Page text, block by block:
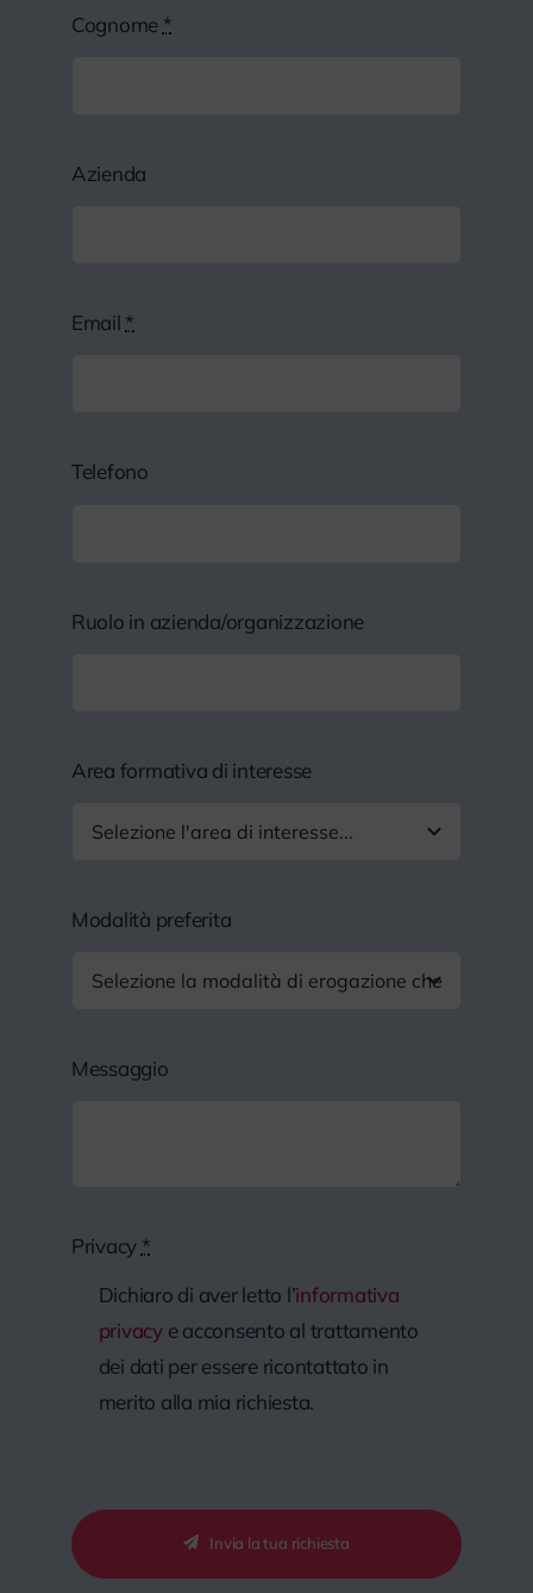
Cognome *
Azienda
Email *
Telefono
Ruolo in azienda/organizzazione
Area formativa di interesse
Modalità preferita
Messaggio
Privacy *
Dichiaro di aver letto l’informativa
privacye acconsento al trattamento
dei dati per essere ricontattato in
merito alla mia richiesta.
Invia la tua richiesta